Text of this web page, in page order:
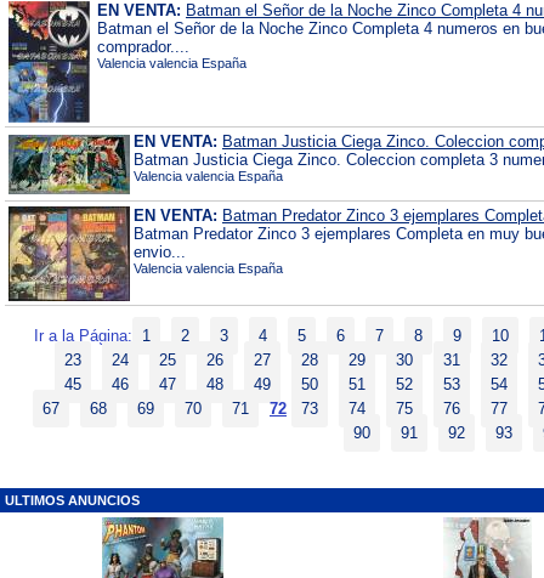
EN VENTA: Batman el Señor de la Noche Zinco Completa 4
Batman el Señor de la Noche Zinco Completa 4 numeros en
comprador....
Valencia valencia España
EN VENTA: Batman Justicia Ciega Zinco. Coleccion
Batman Justicia Ciega Zinco. Coleccion completa 3
Valencia valencia España
EN VENTA: Batman Predator Zinco 3 ejemplares
Batman Predator Zinco 3 ejemplares Completa en muy
envio...
Valencia valencia España
Ir a la Página: 1 2 3 4 5 6 7 8 9 10
23
24 25 26 27 28 29 30 31 32
45
46 47 48 49 50 51 52 53 54
67
68 69 70 71 72 73 74 75 76 77
90
91 92 93
ULTIMOS ANUNCIOS